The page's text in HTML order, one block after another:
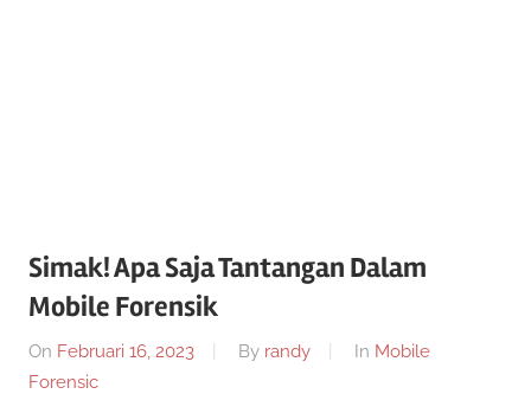
Simak! Apa Saja Tantangan Dalam
Mobile Forensik
On Februari 16, 2023 By randy In Mobile
Forensic